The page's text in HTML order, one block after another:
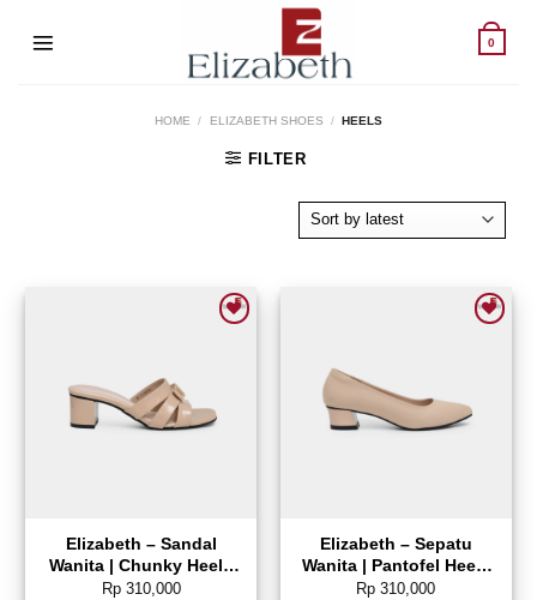
0
HOME / ELIZABETH SHOES / HEELS
FILTER
Elizabeth – Sandal
Wanita | Chunky Heels
0347-0010
Rp310,000
Elizabeth – Sepatu
Wanita | Pantofel Heels
0347-0002
Rp 310,000